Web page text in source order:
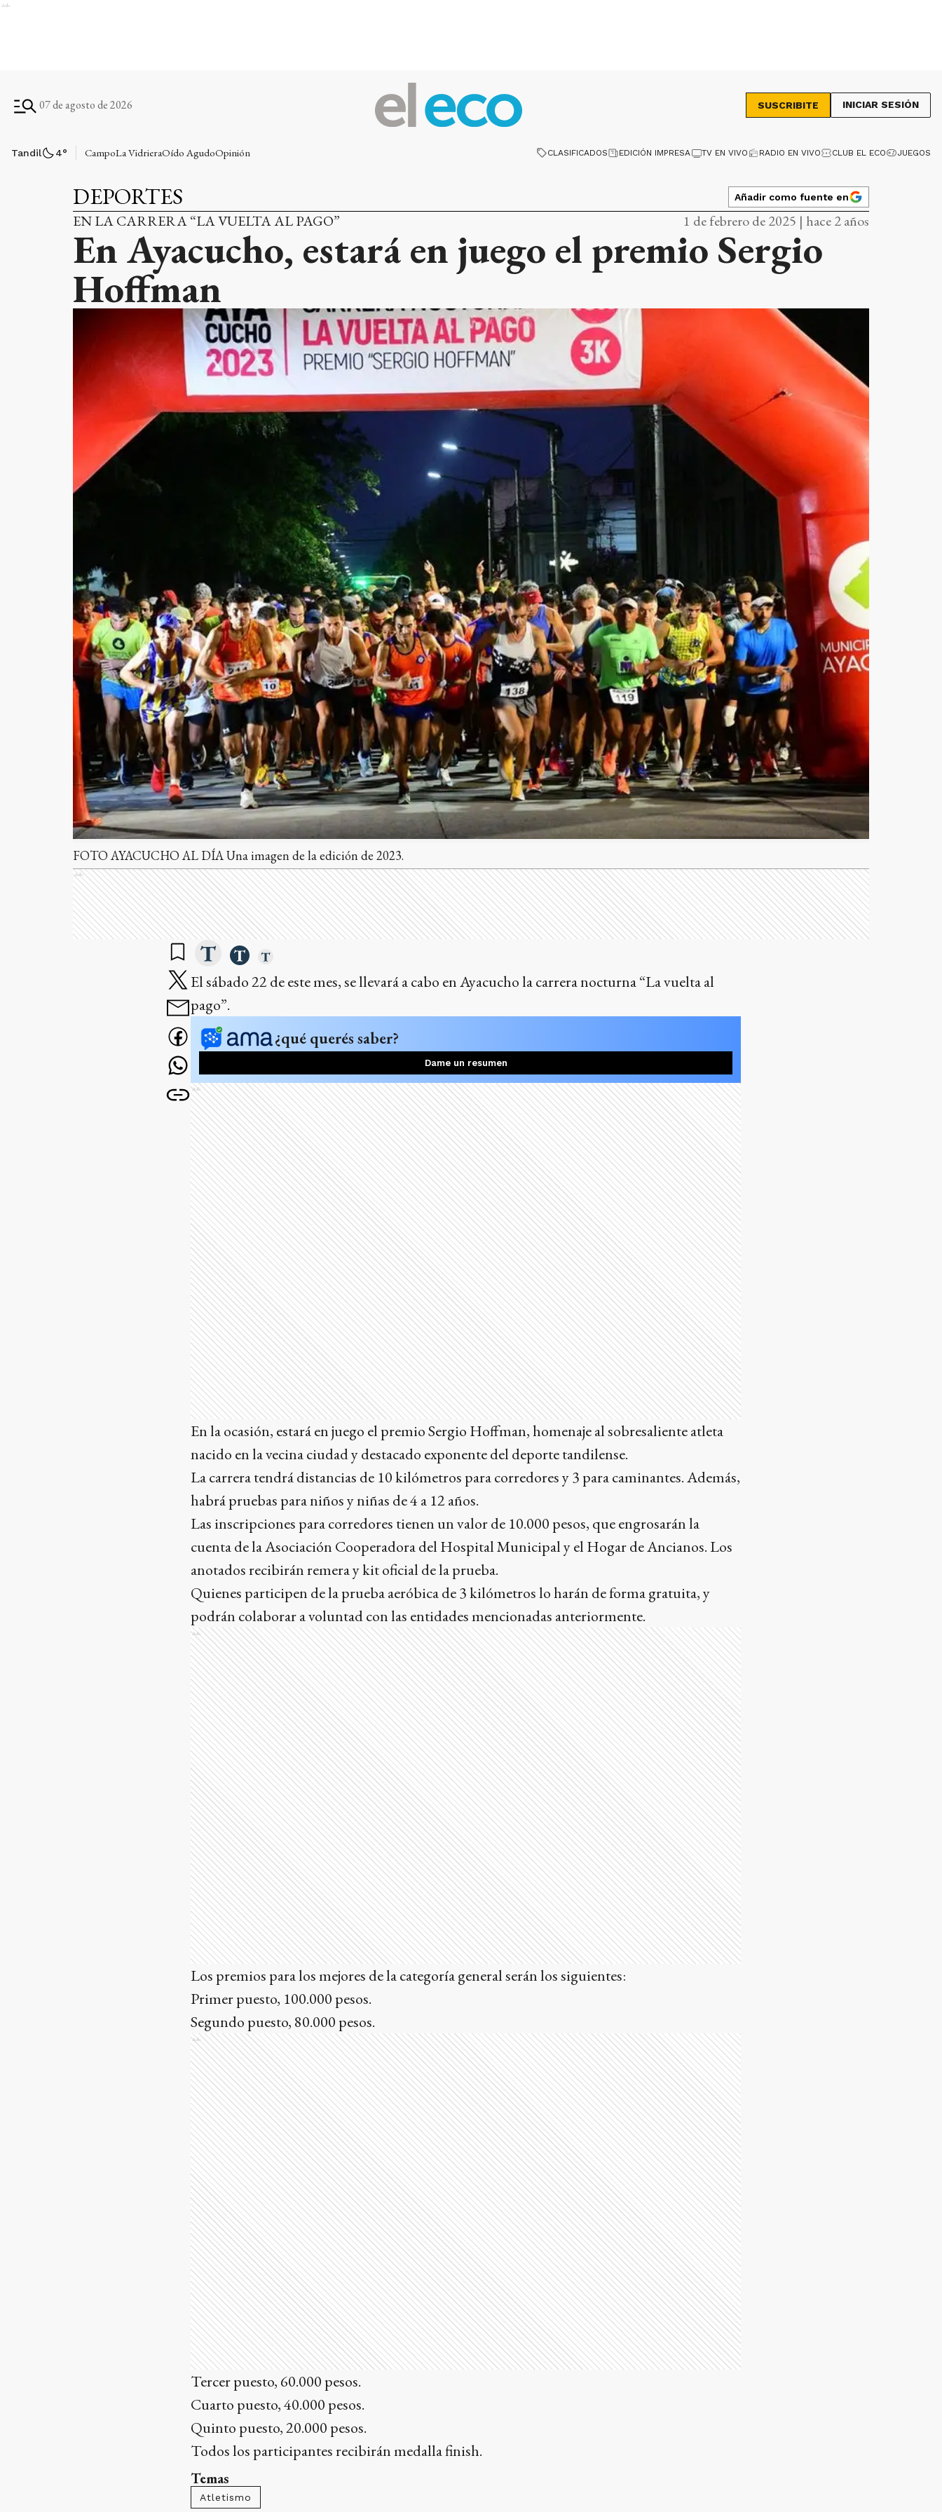
Ads
07 de agosto de 2026 SUSCRIBITE INICIAR SESIÓN
Tandil 4° CampoLa VidrieraOído AgudoOpinión CLASIFICADOS EDICIÓN IMPRESA TV EN VIVO RADIO EN VIVO CLUB EL ECO JUEGOS
DEPORTES Añadir como fuente en
EN LA CARRERA “LA VUELTA AL PAGO” 1 de febrero de 2025 | hace 2 años
En Ayacucho, estará en juego el premio Sergio
Hoffman
FOTO AYACUCHO AL DÍA Una imagen de la edición de 2023.
Ads
El sábado 22 de este mes, se llevará a cabo en Ayacucho la carrera nocturna “La vuelta al
pago”.
¿qué querés saber?
Dame un resumen
Ads
En la ocasión, estará en juego el premio Sergio Hoffman, homenaje al sobresaliente atleta
nacido en la vecina ciudad y destacado exponente del deporte tandilense.
La carrera tendrá distancias de 10 kilómetros para corredores y 3 para caminantes. Además,
habrá pruebas para niños y niñas de 4 a 12 años.
Las inscripciones para corredores tienen un valor de 10.000 pesos, que engrosarán la
cuenta de la Asociación Cooperadora del Hospital Municipal y el Hogar de Ancianos. Los
anotados recibirán remera y kit oficial de la prueba.
Quienes participen de la prueba aeróbica de 3 kilómetros lo harán de forma gratuita, y
podrán colaborar a voluntad con las entidades mencionadas anteriormente.
Ads
Los premios para los mejores de la categoría general serán los siguientes:
Primer puesto, 100.000 pesos.
Segundo puesto, 80.000 pesos.
Ads
Tercer puesto, 60.000 pesos.
Cuarto puesto, 40.000 pesos.
Quinto puesto, 20.000 pesos.
Todos los participantes recibirán medalla finish.
Temas
Atletismo